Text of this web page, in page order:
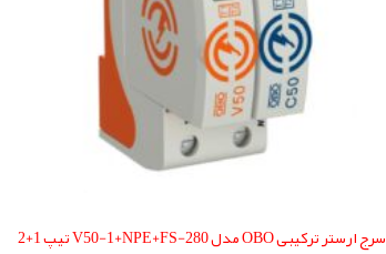
سرج ارستر ترکیبی OBO مدل V50-1+NPE+FS-280 تیپ 1+2